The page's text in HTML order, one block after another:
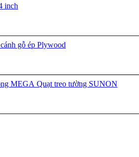
inch
gỗ ép Plywood
MEGA Quạt treo tường SUNON